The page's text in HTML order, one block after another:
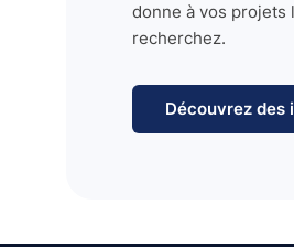
donne à vos projets
recherchez.
Découvrez des